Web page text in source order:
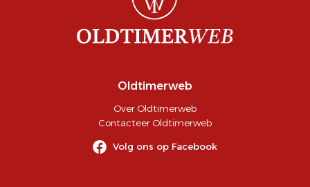
Oldtimerweb
Over Oldtimerweb
Contacteer Oldtimerweb
Volg ons op Facebook